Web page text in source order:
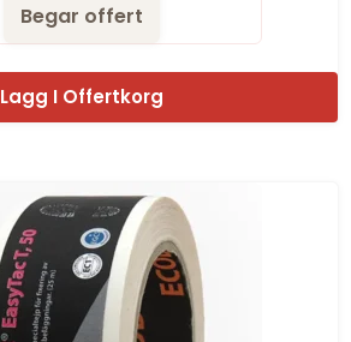
Begar offert
Lagg I Offertkorg